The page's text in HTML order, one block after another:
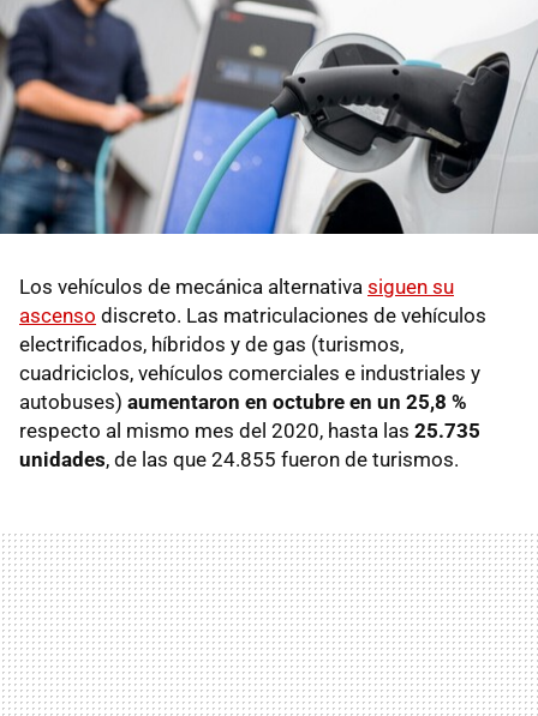
Los vehículos de mecánica alternativa siguen su
ascenso discreto. Las matriculaciones de vehículos
electrificados, híbridos y de gas (turismos,
cuadriciclos, vehículos comerciales e industriales y
autobuses) aumentaron en octubre en un 25,8 %
respecto al mismo mes del 2020, hasta las 25.735
unidades, de las que 24.855 fueron de turismos.